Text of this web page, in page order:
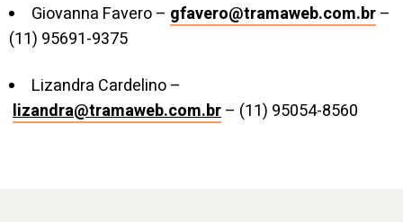
Giovanna Favero – gfavero@tramaweb.com.br–
(11) 95691-9375
Lizandra Cardelino –
lizandra@tramaweb.com.br– (11) 95054-8560